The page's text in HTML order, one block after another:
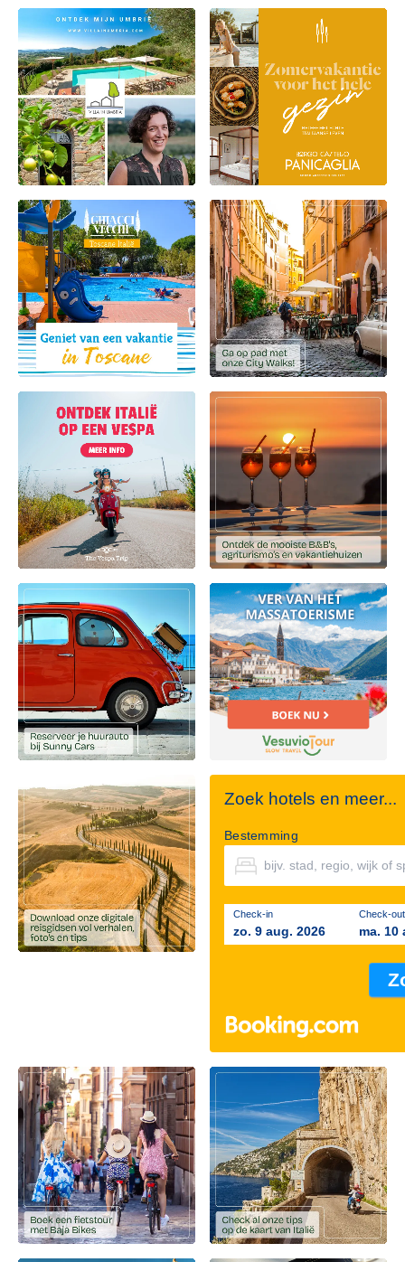
Zoek hotels en meer...
Bestemming
Check-in
zo. 9 aug. 2026
Check-out
ma. 10